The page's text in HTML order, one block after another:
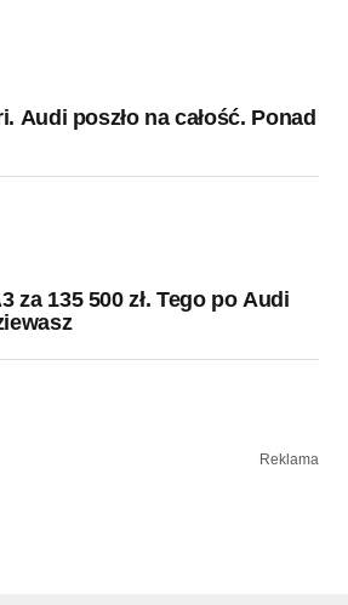
Audi poszło na całość. Ponad
za 135 500 zł. Tego po Audi
Reklama